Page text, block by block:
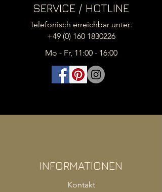
SERVICE / HOTLINE
Telefonisch erreichbar unter:
+49 (0) 160 1830226
Mo - Fr, 11:00 - 16:00
INFORMATIONEN
Kontakt